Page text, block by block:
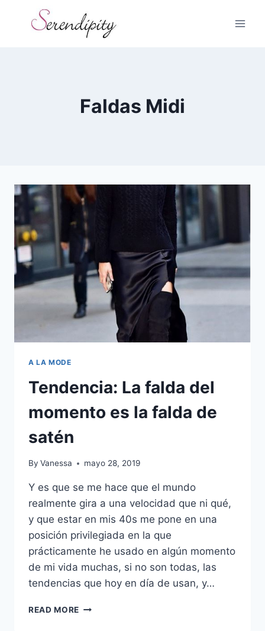
Faldas Midi
A LA MODE
Tendencia: La falda del
momento es la falda de
satén
By Vanessa mayo 28, 2019
Y es que se me hace que el mundo
realmente gira a una velocidad que ni qué,
y que estar en mis 40s me pone en una
posición privilegiada en la que
prácticamente he usado en algún momento
de mi vida muchas, si no son todas, las
tendencias que hoy en día de usan, y…
READ MORE TENDENCIA: